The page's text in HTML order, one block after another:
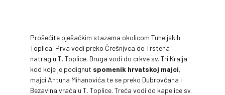
Prošećite pješačkim stazama okolicom Tuheljskih
Toplica. Prva vodi preko Črešnjvca do Trstena i
natrag u T. Toplice. Druga vodi do crkve sv. Tri Kralja
kod koje je podignut spomenik hrvatskoj majci,
majci Antuna Mihanovića te se preko Dubrovčana i
Bezavina vraća u T. Toplice. Treća vodi do kapelice sv.